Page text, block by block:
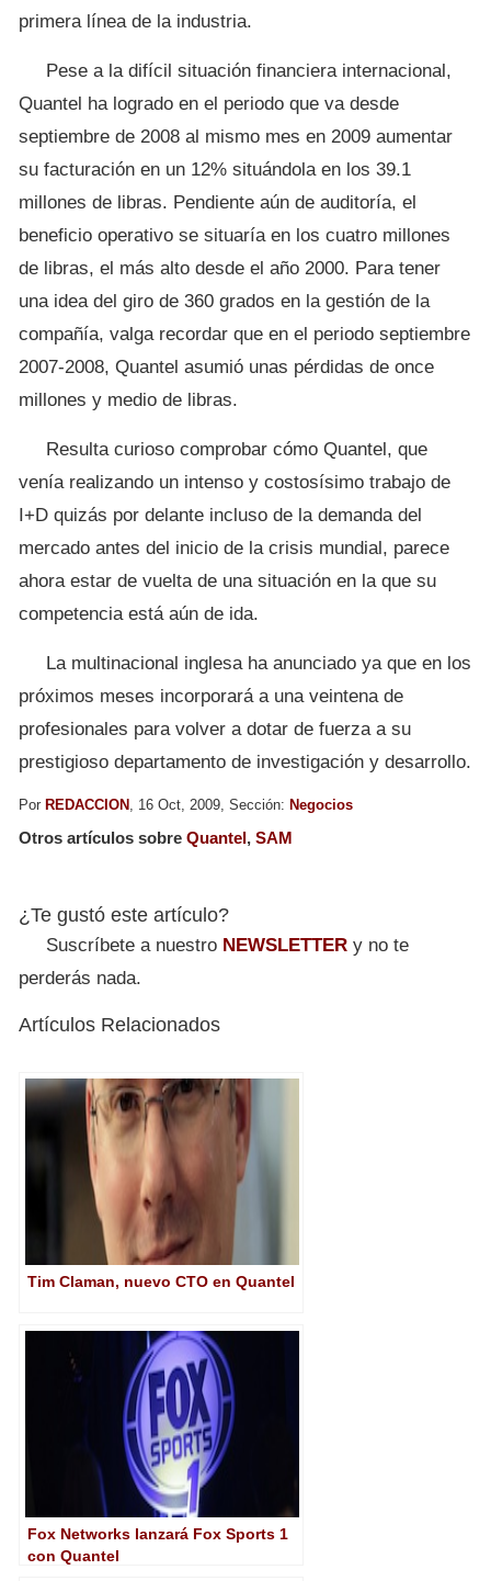
primera línea de la industria.
Pese a la difícil situación financiera internacional,
Quantel ha logrado en el periodo que va desde
septiembre de 2008 al mismo mes en 2009 aumentar
su facturación en un 12% situándola en los 39.1
millones de libras. Pendiente aún de auditoría, el
beneficio operativo se situaría en los cuatro millones
de libras, el más alto desde el año 2000. Para tener
una idea del giro de 360 grados en la gestión de la
compañía, valga recordar que en el periodo septiembre
2007-2008, Quantel asumió unas pérdidas de once
millones y medio de libras.
Resulta curioso comprobar cómo Quantel, que
venía realizando un intenso y costosísimo trabajo de
I+D quizás por delante incluso de la demanda del
mercado antes del inicio de la crisis mundial, parece
ahora estar de vuelta de una situación en la que su
competencia está aún de ida.
La multinacional inglesa ha anunciado ya que en los
próximos meses incorporará a una veintena de
profesionales para volver a dotar de fuerza a su
prestigioso departamento de investigación y desarrollo.
Por REDACCION , 16 Oct, 2009, Sección: Negocios
Otros artículos sobre Quantel, SAM
¿Te gustó este artículo?
Suscríbete a nuestro NEWSLETTER y no te
perderás nada.
Artículos Relacionados
Tim Claman, nuevo CTO en Quantel
Fox Networks lanzará Fox Sports 1
con Quantel